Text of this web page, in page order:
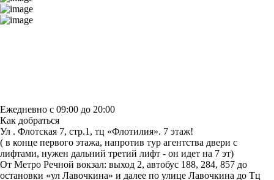
Ежедневно с 09:00 до 20:00
Как добраться
Ул . Флотская 7, стр.1, тц «Флотилия». 7 этаж!
( в конце первого этажа, напротив тур агентства двери с
лифтами, нужен дальний третий лифт - он идет на 7 эт)
От Метро Речной вокзал: выход 2, автобус 188, 284, 857 до
остановки «ул Лавочкина» и далее по улице Лавочкина до Тц